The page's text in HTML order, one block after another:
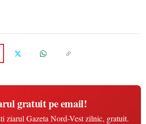
gratuit pe email!
ziarul Gazeta Nord-Vest zilnic, gratuit.